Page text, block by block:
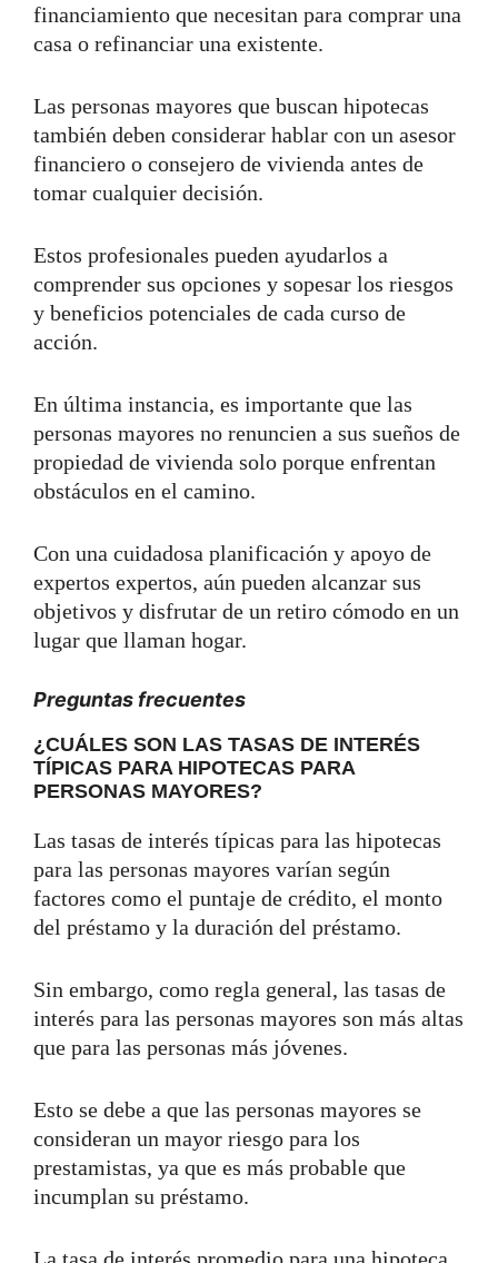
financiamiento que necesitan para comprar una
casa o refinanciar una existente.
Las personas mayores que buscan hipotecas
también deben considerar hablar con un asesor
financiero o consejero de vivienda antes de
tomar cualquier decisión.
Estos profesionales pueden ayudarlos a
comprender sus opciones y sopesar los riesgos
y beneficios potenciales de cada curso de
acción.
En última instancia, es importante que las
personas mayores no renuncien a sus sueños de
propiedad de vivienda solo porque enfrentan
obstáculos en el camino.
Con una cuidadosa planificación y apoyo de
expertos expertos, aún pueden alcanzar sus
objetivos y disfrutar de un retiro cómodo en un
lugar que llaman hogar.
Preguntas frecuentes
¿CUÁLES SON LAS TASAS DE INTERÉS
TÍPICAS PARA HIPOTECAS PARA
PERSONAS MAYORES?
Las tasas de interés típicas para las hipotecas
para las personas mayores varían según
factores como el puntaje de crédito, el monto
del préstamo y la duración del préstamo.
Sin embargo, como regla general, las tasas de
interés para las personas mayores son más altas
que para las personas más jóvenes.
Esto se debe a que las personas mayores se
consideran un mayor riesgo para los
prestamistas, ya que es más probable que
incumplan su préstamo.